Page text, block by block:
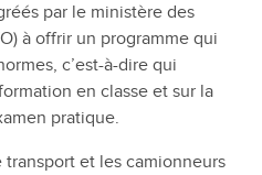
par le ministère des
à offrir un programme qui
c’est-à-dire qui
en classe et sur la
pratique.
et les camionneurs